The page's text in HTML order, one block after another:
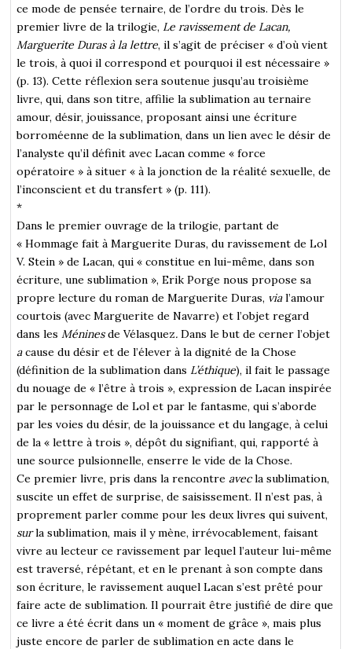
ce mode de pensée ternaire, de l’ordre du trois. Dès le
premier livre de la trilogie, Le ravissement de Lacan,
Marguerite Duras à la lettre, il s’agit de préciser « d’où vient
le trois, à quoi il correspond et pourquoi il est nécessaire »
(p. 13). Cette réflexion sera soutenue jusqu’au troisième
livre, qui, dans son titre, affilie la sublimation au ternaire
amour, désir, jouissance, proposant ainsi une écriture
borroméenne de la sublimation, dans un lien avec le désir de
l’analyste qu’il définit avec Lacan comme « force
opératoire » à situer « à la jonction de la réalité sexuelle, de
l’inconscient et du transfert » (p. 111).
*
Dans le premier ouvrage de la trilogie, partant de
« Hommage fait à Marguerite Duras, du ravissement de Lol
V. Stein » de Lacan, qui « constitue en lui-même, dans son
écriture, une sublimation », Erik Porge nous propose sa
propre lecture du roman de Marguerite Duras, vial’amour
courtois (avec Marguerite de Navarre) et l’objet regard
dans les Méninesde Vélasquez.Dans le but de cerner l’objet
acause du désir et de l’élever à la dignité de la Chose
(définition de la sublimation dans L’éthique), il fait le passage
du nouage de « l’être à trois », expression de Lacan inspirée
par le personnage de Lol et par le fantasme, qui s’aborde
par les voies du désir, de la jouissance et du langage, à celui
de la « lettre à trois », dépôt du signifiant, qui, rapporté à
une source pulsionnelle, enserre le vide de la Chose.
Ce premier livre, pris dans la rencontreavecla sublimation,
suscite un effet de surprise, de saisissement. Il n’est pas, à
proprement parler comme pour les deux livres qui suivent,
surla sublimation, mais il y mène, irrévocablement, faisant
vivre au lecteur ce ravissement par lequel l’auteur lui-même
est traversé, répétant, et en le prenant à son compte dans
son écriture, le ravissement auquel Lacan s’est prêté pour
faire acte de sublimation. Il pourrait être justifié de dire que
ce livre a été écrit dans un « moment de grâce », mais plus
juste encore de parler de sublimation en acte dans le